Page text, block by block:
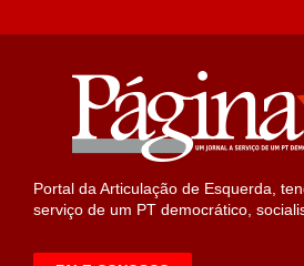
Portal da Articulação de Esquerda,
serviço de um PT democrático,